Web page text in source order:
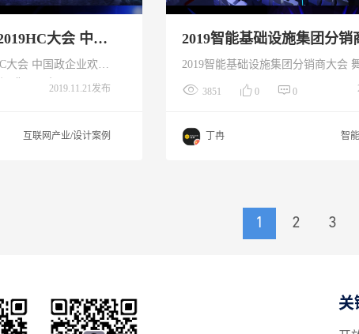
无限视野 AI见未来 2019HC大会 中国政企业欢迎晚宴
晚宴 上海凯宾斯基大酒店与 翡翠公主号2019.11.21发布
互联网产业/设计案例
2019智能基础设施集团分销
2019
3851 0 0
丁冉 智
1 2 3
关